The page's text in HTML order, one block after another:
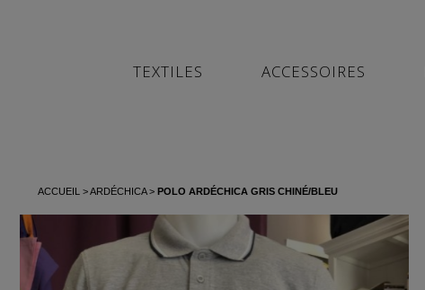
TEXTILES ACCESSOIRES
ACCUEIL ARDÉCHICA POLO ARDÉCHICA GRIS CHINÉ/BLEU